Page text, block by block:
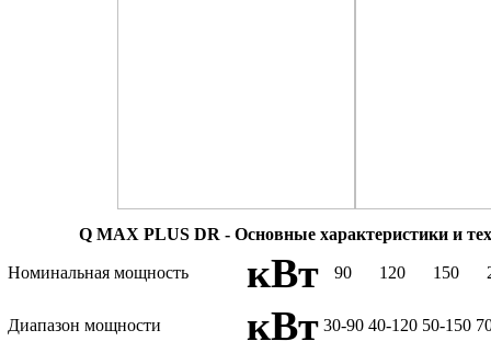
Q MAX PLUS DR - Основные характеристики и
Номинальная мощность кВт 90 120 150
Диапазон мощности кВт 30-90 40-120 50-150